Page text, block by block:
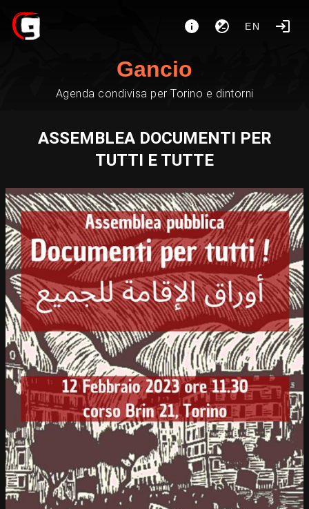
EN
Gancio
Agenda condivisa per Torino e dintorni
ASSEMBLEA DOCUMENTI PER
TUTTI E TUTTE